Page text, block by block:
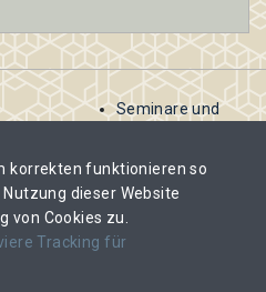
Seminare und
ausschreiben
Abomodelle für
Veranstalter-
korrekten funktionieren so
dieser Website
von Cookies zu.
Tracking für